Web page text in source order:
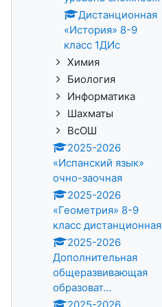
Дистанционная
«История» 8-9
класс 1ДИс
Химия
Биология
Информатика
Шахматы
ВсОШ
2025-2026
«Испанский язык»
очно-заочная
2025-2026
«Геометрия» 8-9
класс дистанционная
2025-2026
Дополнительная
общеразвивающая
образоват...